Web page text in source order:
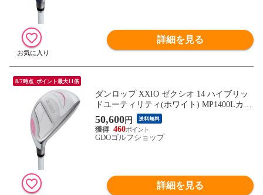
詳細を見る
8/7時点_ポイント最大11倍
ダンロップ XXIO ゼクシオ 14 ハイブリッ
ドユーティリティ(ホワイト) MP1400Lカー
ボン シャフト：MP1400Lカーボン A H4 2
2° 39.25inch レディス
50,600円 送料無料
460
GDOゴルフショップ
詳細を見る